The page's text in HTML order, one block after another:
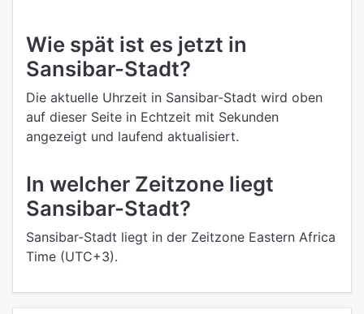
Wie spät ist es jetzt in
Sansibar-Stadt?
Die aktuelle Uhrzeit in Sansibar-Stadt wird oben
auf dieser Seite in Echtzeit mit Sekunden
angezeigt und laufend aktualisiert.
In welcher Zeitzone liegt
Sansibar-Stadt?
Sansibar-Stadt liegt in der Zeitzone Eastern Africa
Time (UTC+3).